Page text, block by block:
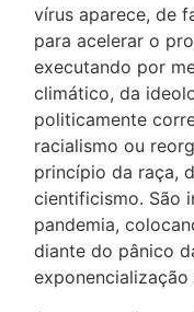
vírus aparece, de
para acelerar o
executando por
climático, da
politicamente
racialismo ou
princípio da raça,
cientificismo. São
pandemia,
diante do pânico